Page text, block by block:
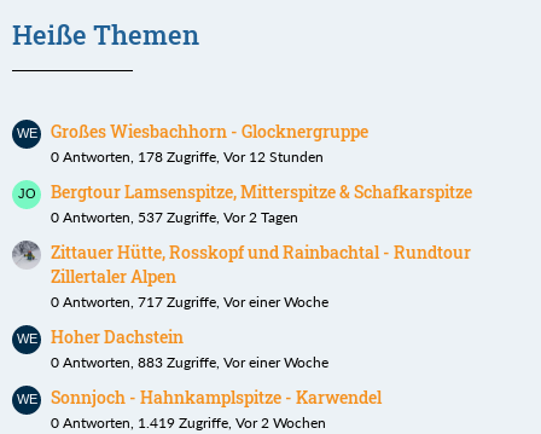
Heiße Themen
Großes Wiesbachhorn - Glocknergruppe
0 Antworten, 178 Zugriffe, Vor 12 Stunden
Bergtour Lamsenspitze, Mitterspitze & Schafkarspitze
0 Antworten, 537 Zugriffe, Vor 2 Tagen
Zittauer Hütte, Rosskopf und Rainbachtal - Rundtour
Zillertaler Alpen
0 Antworten, 717 Zugriffe, Vor einer Woche
Hoher Dachstein
0 Antworten, 883 Zugriffe, Vor einer Woche
Sonnjoch - Hahnkamplspitze - Karwendel
0 Antworten, 1.419 Zugriffe, Vor 2 Wochen